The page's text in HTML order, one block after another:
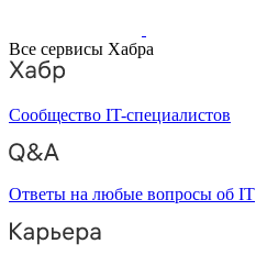
Все сервисы Хабра
Сообщество IT-специалистов
Ответы на любые вопросы об IT